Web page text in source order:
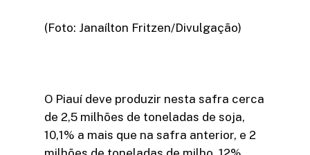
(Foto: Janaílton Fritzen/Divulgação)
O Piauí deve produzir nesta safra cerca
de 2,5 milhões de toneladas de soja,
10,1% a mais que na safra anterior, e 2